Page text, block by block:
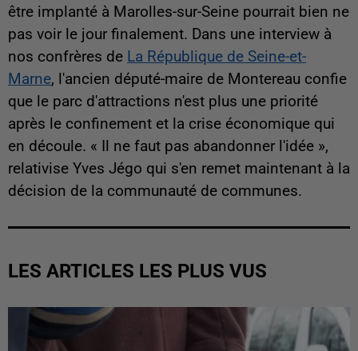
être implanté à Marolles-sur-Seine pourrait bien ne
pas voir le jour finalement. Dans une interview à
nos confrères de La République de Seine-et-
Marne, l'ancien député-maire de Montereau confie
que le parc d'attractions n'est plus une priorité
après le confinement et la crise économique qui
en découle. « Il ne faut pas abandonner l'idée »,
relativise Yves Jégo qui s'en remet maintenant à la
décision de la communauté de communes.
LES ARTICLES LES PLUS VUS